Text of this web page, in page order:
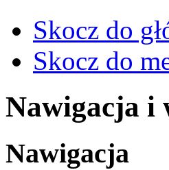
Skocz do
Skocz do
Nawigacja i
Nawigacja